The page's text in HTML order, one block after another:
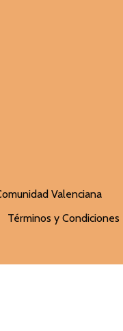
Valenciana
Términos y Condiciones